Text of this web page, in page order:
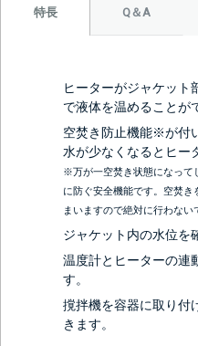
特長 Q＆A
ヒーターがジャケット
で液体を温めることが
空焚き防止機能※が付
水が少なくなるとヒー
※万が一空焚き状態になって
に防ぐ安全機能です。空焚き
まいますので絶対に行わない
ジャケット内の水位を
温度計とヒーターの連
す。
撹拌機を容器に取り付
きます。